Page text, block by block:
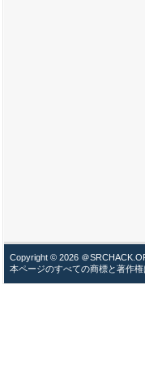
Copyright © 2026 ＠
本ページのすべての商標と著作